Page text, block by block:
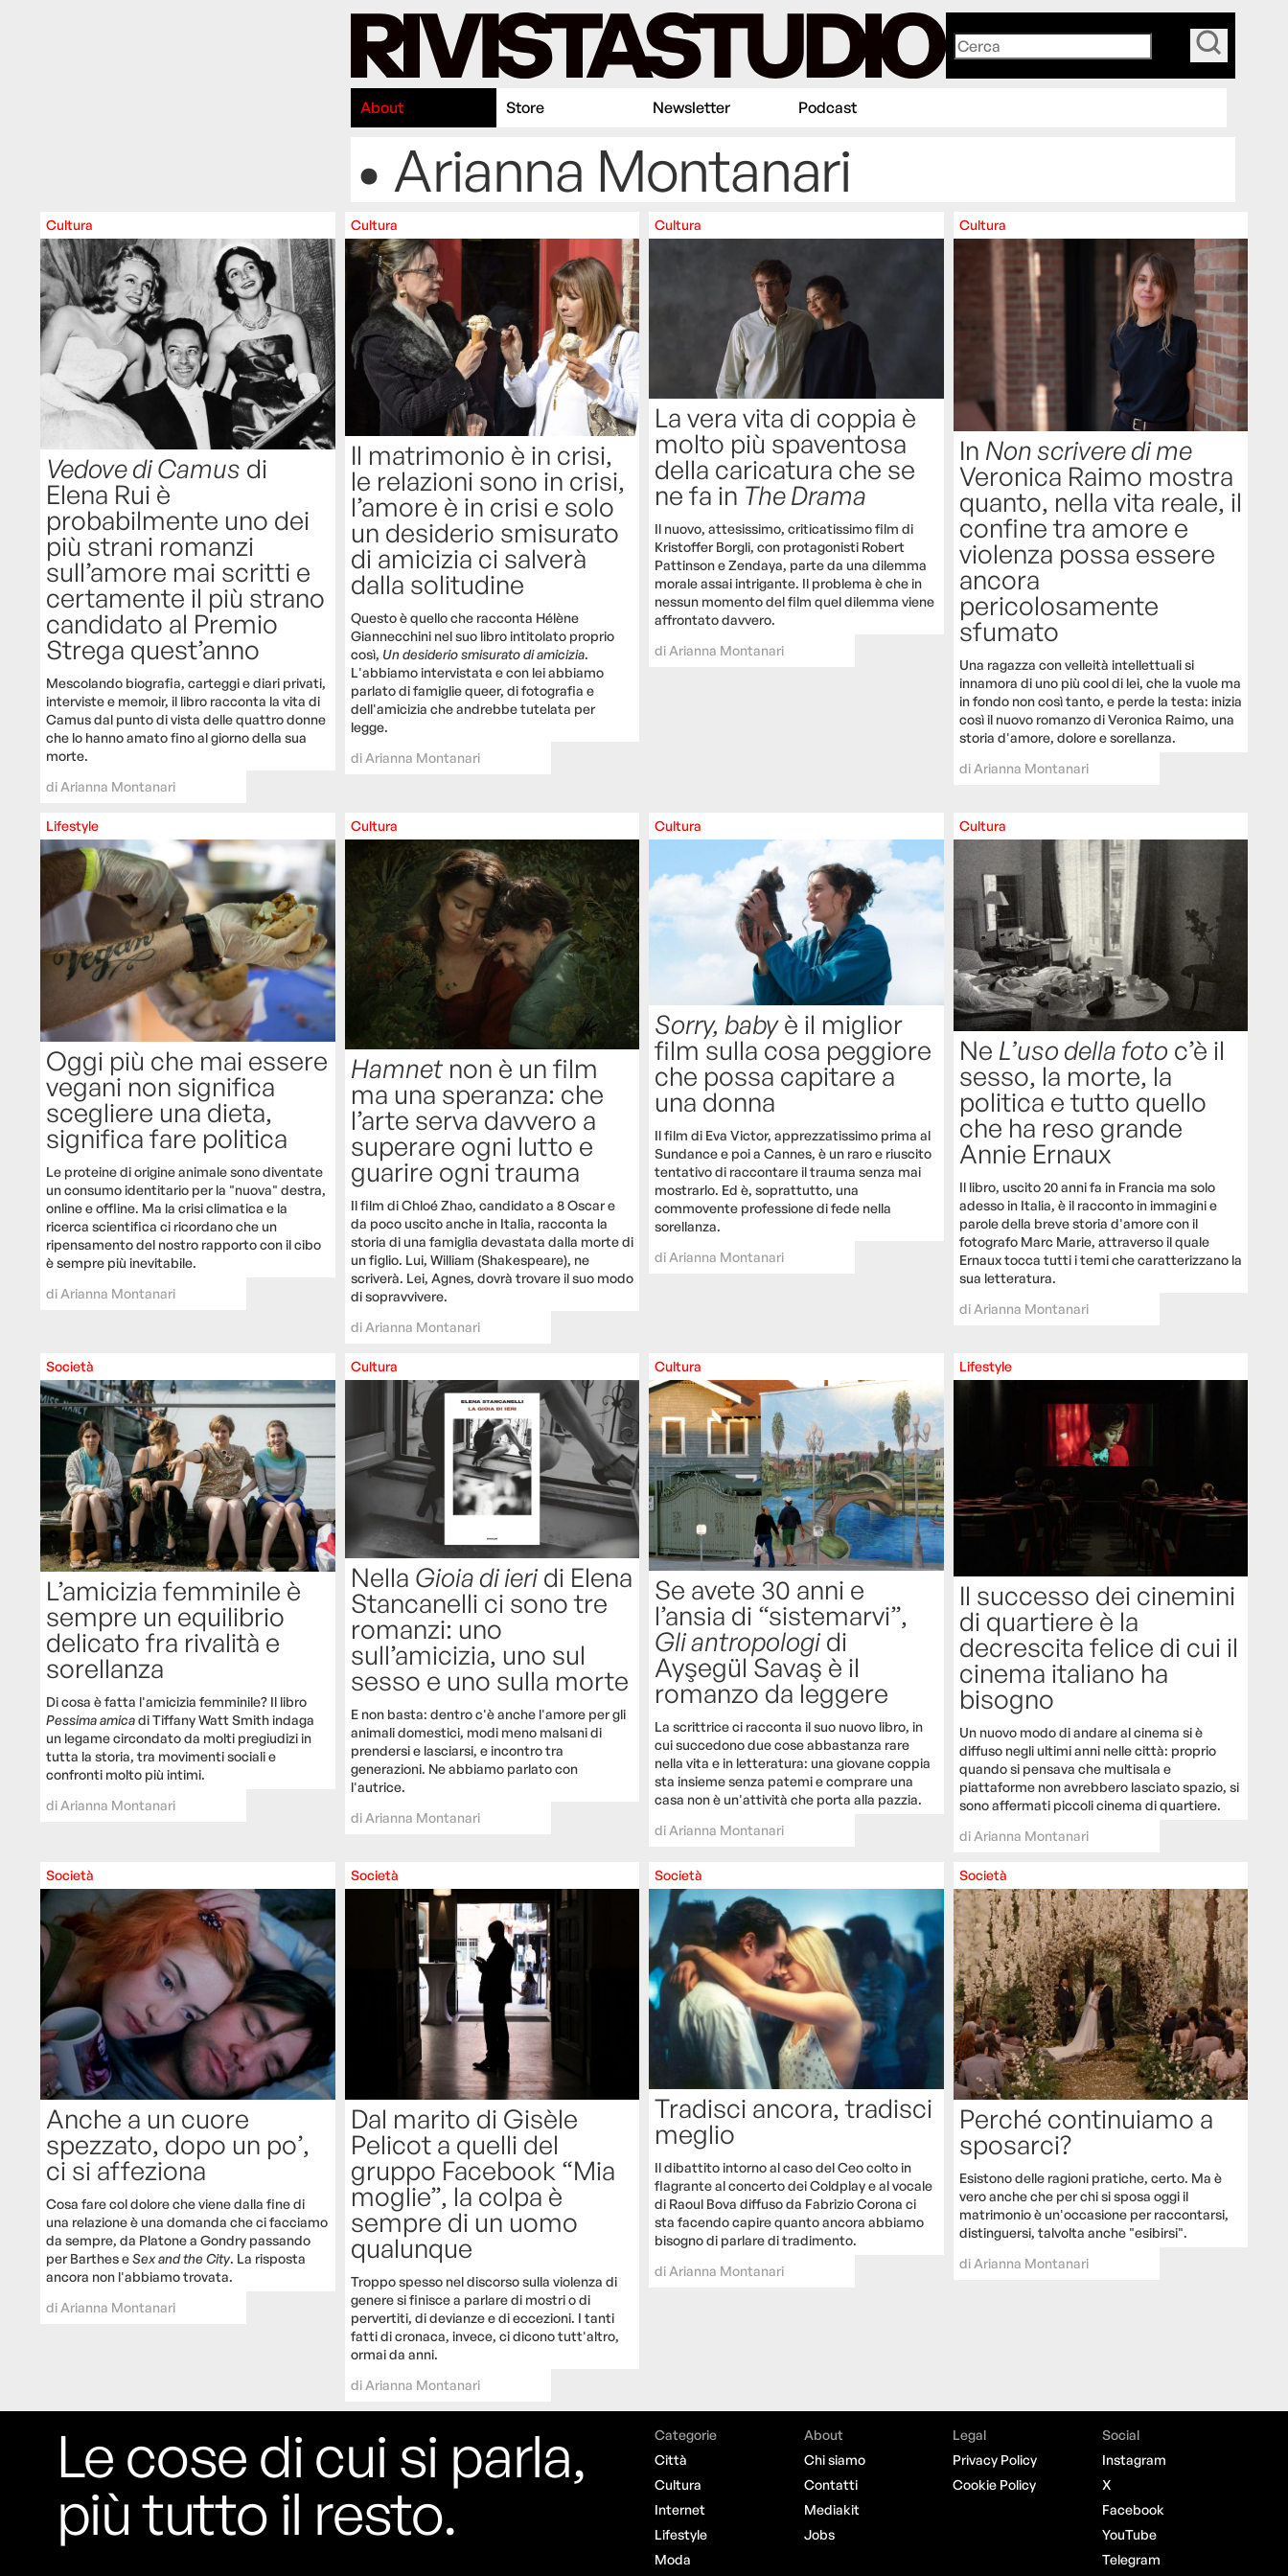
About Store Newsletter Podcast
• Arianna Montanari
Cultura
Vedove di Camus di
Elena Rui è
probabilmente uno dei
più strani romanzi
sull’amore mai scritti e
certamente il più strano
candidato al Premio
Strega quest’anno
Mescolando biografia, carteggi e diari privati,
interviste e memoir, il libro racconta la vita di
Camus dal punto di vista delle quattro donne
che lo hanno amato fino al giorno della sua
morte.
di Arianna Montanari
Cultura
Il matrimonio è in crisi,
le relazioni sono in crisi,
l’amore è in crisi e solo
un desiderio smisurato
di amicizia ci salverà
dalla solitudine
Questo è quello che racconta Hélène
Giannecchini nel suo libro intitolato proprio
così, Un desiderio smisurato di amicizia.
L'abbiamo intervistata e con lei abbiamo
parlato di famiglie queer, di fotografia e
dell'amicizia che andrebbe tutelata per
legge.
di Arianna Montanari
Cultura
La vera vita di coppia è
molto più spaventosa
della caricatura che se
ne fa in The Drama
Il nuovo, attesissimo, criticatissimo film di
Kristoffer Borgli, con protagonisti Robert
Pattinson e Zendaya, parte da una dilemma
morale assai intrigante. Il problema è che in
nessun momento del film quel dilemma viene
affrontato davvero.
di Arianna Montanari
Cultura
In Non scrivere di me
Veronica Raimo mostra
quanto, nella vita reale, il
confine tra amore e
violenza possa essere
ancora
pericolosamente
sfumato
Una ragazza con velleità intellettuali si
innamora di uno più cool di lei, che la vuole ma
in fondo non così tanto, e perde la testa: inizia
così il nuovo romanzo di Veronica Raimo, una
storia d'amore, dolore e sorellanza.
diArianna Montanari
Lifestyle
Oggi più che mai essere
vegani non significa
scegliere una dieta,
significa fare politica
Le proteine di origine animale sono diventate
un consumo identitario per la "nuova" destra,
online e offline. Ma la crisi climatica e la
ricerca scientifica ci ricordano che un
ripensamento del nostro rapporto con il cibo
è sempre più inevitabile.
di Arianna Montanari
Cultura
Hamnetnon è un film
ma una speranza: che
l’arte serva davvero a
superare ogni lutto e
guarire ogni trauma
Il film di Chloé Zhao, candidato a 8 Oscar e
da poco uscito anche in Italia, racconta la
storia di una famiglia devastata dalla morte di
un figlio. Lui, William (Shakespeare), ne
scriverà. Lei, Agnes, dovrà trovare il suo modo
di sopravvivere.
di Arianna Montanari
Cultura
Sorry, babyè il miglior
film sulla cosa peggiore
che possa capitare a
una donna
Il film di Eva Victor, apprezzatissimo prima al
Sundance e poi a Cannes, è un raro e riuscito
tentativo di raccontare il trauma senza mai
mostrarlo. Ed è, soprattutto, una
commovente professione di fede nella
sorellanza.
di Arianna Montanari
Cultura
Ne L’uso della foto c’è il
sesso, la morte, la
politica e tutto quello
che ha reso grande
Annie Ernaux
Il libro, uscito 20 anni fa in Francia ma solo
adesso in Italia, è il racconto in immagini e
parole della breve storia d'amore con il
fotografo Marc Marie, attraverso il quale
Ernaux tocca tutti i temi che caratterizzano la
sua letteratura.
di Arianna Montanari
Società
L’amicizia femminile è
sempre un equilibrio
delicato fra rivalità e
sorellanza
Di cosa è fatta l'amicizia femminile? Il libro
Pessima amicadi Tiffany Watt Smith indaga
un legame circondato da molti pregiudizi in
tutta la storia, tra movimenti sociali e
confronti molto più intimi.
di Arianna Montanari
Cultura
Nella Gioia di ieridi Elena
Stancanelli ci sono tre
romanzi: uno
sull’amicizia, uno sul
sesso e uno sulla morte
E non basta: dentro c'è anche l'amore per gli
animali domestici, modi meno malsani di
prendersi e lasciarsi, e incontro tra
generazioni. Ne abbiamo parlato con
l'autrice.
di Arianna Montanari
Cultura
Se avete 30 anni e
l’ansia di “sistemarvi”,
Gli antropologidi
Ayşegül Savaş è il
romanzo da leggere
La scrittrice ci racconta il suo nuovo libro, in
cui succedono due cose abbastanza rare
nella vita e in letteratura: una giovane coppia
sta insieme senza patemi e comprare una
casa non è un'attività che porta alla pazzia.
di Arianna Montanari
Lifestyle
Il successo dei cinemini
di quartiere è la
decrescita felice di cui il
cinema italiano ha
bisogno
Un nuovo modo di andare al cinema si è
diffuso negli ultimi anni nelle città: proprio
quando si pensava che multisala e
piattaforme non avrebbero lasciato spazio, si
sono affermati piccoli cinema di quartiere.
di Arianna Montanari
Società
Anche a un cuore
spezzato, dopo un po’,
ci si affeziona
Cosa fare col dolore che viene dalla fine di
una relazione è una domanda che ci facciamo
da sempre, da Platone a Gondry passando
per Barthes eSex and the City. La risposta
ancora non l'abbiamo trovata.
di Arianna Montanari
Società
Dal marito di Gisèle
Pelicot a quelli del
gruppo Facebook “Mia
moglie”, la colpa è
sempre di un uomo
qualunque
Troppo spesso nel discorso sulla violenza di
genere si finisce a parlare di mostri o di
pervertiti, di devianze e di eccezioni. I tanti
fatti di cronaca, invece, ci dicono tutt'altro,
ormai da anni.
di Arianna Montanari
Società
Tradisci ancora, tradisci
meglio
Il dibattito intorno al caso del Ceo colto in
flagrante al concerto dei Coldplay e al vocale
di Raoul Bova diffuso da Fabrizio Corona ci
sta facendo capire quanto ancora abbiamo
bisogno di parlare di tradimento.
di Arianna Montanari
Società
Perché continuiamo a
sposarci?
Esistono delle ragioni pratiche, certo. Ma è
vero anche che per chi si sposa oggi il
matrimonio è un'occasione per raccontarsi,
distinguersi, talvolta anche "esibirsi".
di Arianna Montanari
Le cose di cui si parla,
più tutto il resto.
Categorie
Città
Cultura
Internet
Lifestyle
Moda
About
Chi siamo
Contatti
Mediakit
Jobs
Legal
Privacy Policy
Cookie Policy
Social
Instagram
X
Facebook
YouTube
Telegram